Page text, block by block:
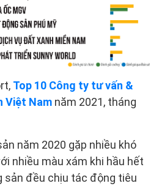
Top 10 Công ty tư vấn &
Việt Nam năm 2021, tháng
năm 2020 gặp nhiều khó
nhiều màu xám khi hầu hết
sản đều chịu tác động tiêu